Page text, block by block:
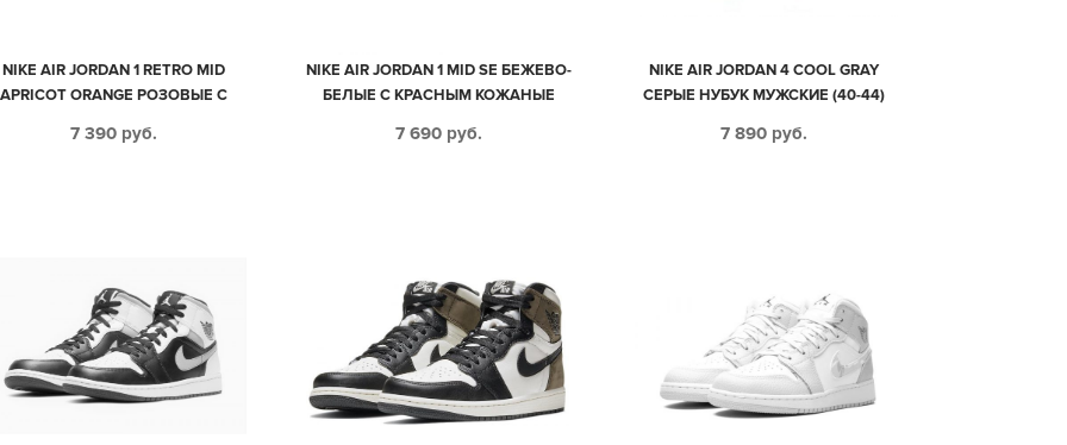
NIKE AIR JORDAN 1 RETRO MID
APRICOT ORANGE РОЗОВЫЕ С
(35-39)
7 390 руб.
NIKE AIR JORDAN 1 MID SE БЕЖЕВО-
БЕЛЫЕ С КРАСНЫМ КОЖАНЫЕ
7 690 руб.
NIKE AIR JORDAN 4 COOL GRAY
СЕРЫЕ НУБУК МУЖСКИЕ (40-44)
7 890 руб.